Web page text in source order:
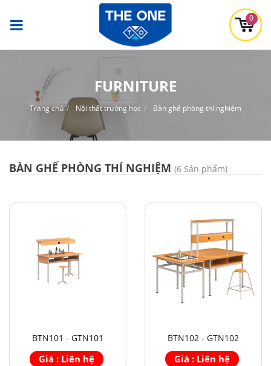
0
FURNITURE
Trang chủ Nội thất trường học Bàn ghế phòng thí nghiệm
BÀN GHẾ PHÒNG THÍ NGHIỆM (6 Sản phẩm)
BTN101 - GTN101
Giá : Liên hệ
BTN102 - GTN102
Giá : Liên hệ